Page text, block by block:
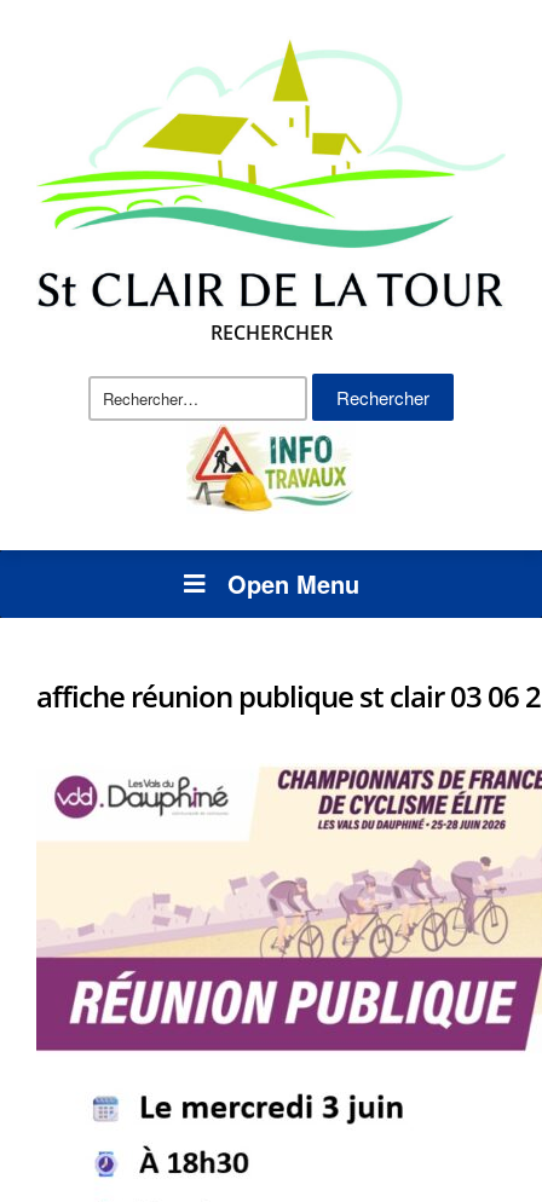
RECHERCHER
Rechercher :
Open Menu
affiche réunion publique st clair 03 06